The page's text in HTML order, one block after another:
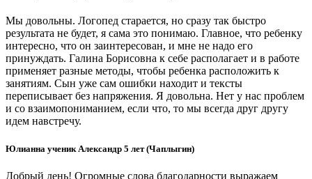
Мы довольны. Логопед старается, но сразу так быстро
результата не будет, я сама это понимаю. Главное, что ребенку
интересно, что он заинтересован, и мне не надо его
принуждать. Галина Борисовна к себе располагает и в работе
применяет разные методы, чтобы ребенка расположить к
занятиям. Сын уже сам ошибки находит и тексты
переписывает без напряжения. Я довольна. Нет у нас проблем
и со взаимопониманием, если что, то мы всегда друг другу
идем навстречу.
Юлианна ученик Александр 5 лет (Чаплыгин)
Добрый день! Огромные слова благодарности выражаем